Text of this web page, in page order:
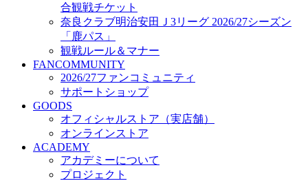
練習拠点（ナラディーア）
SCHOOL
2026/27 パートナー企業
パートナー募集
クラブ理念
クラブ情報
サステナビリティ
Web制作支援
応援プロジェクト
合観戦チケット
奈良クラブ明治安田Ｊ3リーグ 2026/27シーズン
「鹿パス」
観戦ルール＆マナー
FANCOMMUNITY
2026/27ファンコミュニティ
サポートショップ
GOODS
オフィシャルストア（実店舗）
オンラインストア
ACADEMY
アカデミーについて
プロジェクト